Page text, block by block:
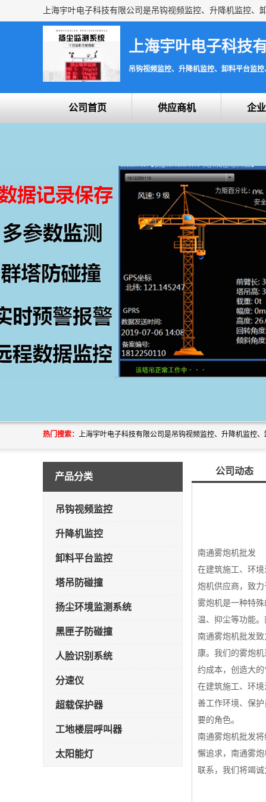
上海宇叶电子科技
吊钩视频监控、升降机监控、卸料平台监
公司首页 供应商机 企
热门搜索：
产品分类
吊钩视频监控
升降机监控
卸料平台监控
塔吊防碰撞
扬尘环境监测系统
黑匣子防碰撞
人脸识别系统
分速仪
超载保护器
工地楼层呼叫器
太阳能灯
公司动态
南通雾炮机批发
在建筑施工、环
炮机供应商，致
雾炮机是一种特
温、抑尘等功能。
南通雾炮机批发
康。我们的雾炮
约成本，创造大的
在建筑施工、环
善工作环境、保
要的角色。
南通雾炮机批发
懈追求，南通雾
联系，我们将竭